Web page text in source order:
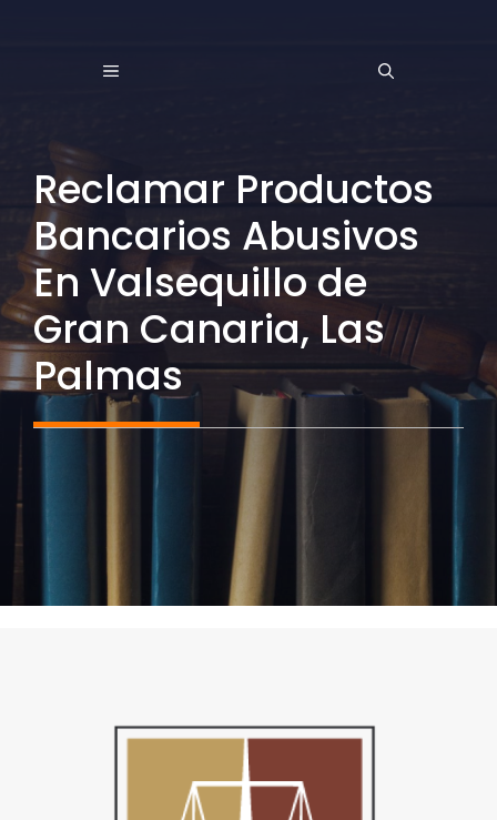
MENÚ
Reclamar Productos
Bancarios Abusivos
En Valsequillo de
Gran Canaria, Las
Palmas